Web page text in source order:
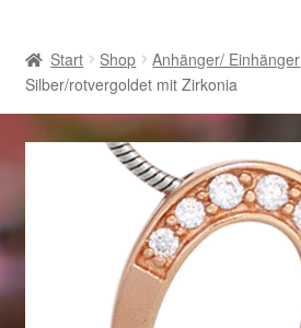
AGB
Beispiel-Seite
Datenschutz
Geschenke zu Ostern 2023
Geschenke zu Ostern 2024
Start Shop Anhänger/ Einhänger
Silber/rotvergoldet mit Zirkonia